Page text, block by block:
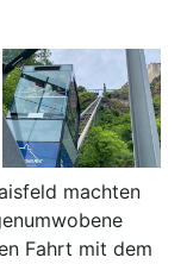
machten
Fahrt mit dem